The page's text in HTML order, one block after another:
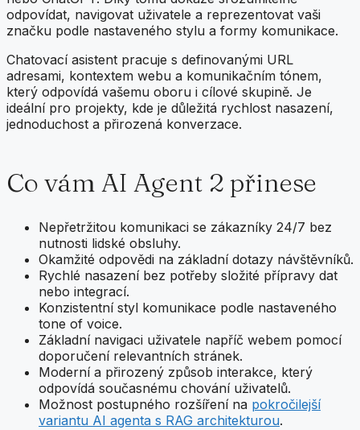
odpovídat, navigovat uživatele a reprezentovat vaši
značku podle nastaveného stylu a formy komunikace.
Chatovací asistent pracuje s definovanými URL
adresami, kontextem webu a komunikačním tónem,
který odpovídá vašemu oboru i cílové skupině. Je
ideální pro projekty, kde je důležitá rychlost nasazení,
jednoduchost a přirozená konverzace.
Co vám AI Agent 2 přinese
Nepřetržitou komunikaci se zákazníky 24/7 bez
nutnosti lidské obsluhy.
Okamžité odpovědi na základní dotazy návštěvníků.
Rychlé nasazení bez potřeby složité přípravy dat
nebo integrací.
Konzistentní styl komunikace podle nastaveného
tone of voice.
Základní navigaci uživatele napříč webem pomocí
doporučení relevantních stránek.
Moderní a přirozený způsob interakce, který
odpovídá současnému chování uživatelů.
Možnost postupného rozšíření na pokročilejší
variantu AI agenta s RAG architekturou.